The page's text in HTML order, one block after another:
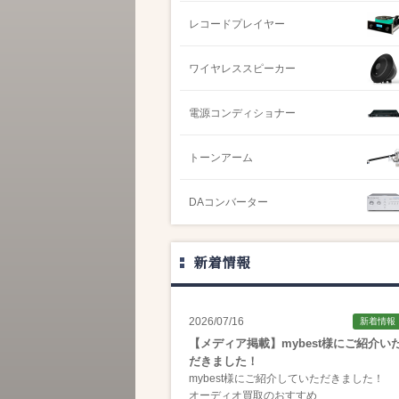
レコードプレイヤー
ワイヤレススピーカー
電源コンディショナー
トーンアーム
DAコンバーター
新着情報
2026/07/16 新着情報
【メディア掲載】mybest様にご紹介い
だきました！
mybest様にご紹介していただきました！
オーディオ買取のおすすめ